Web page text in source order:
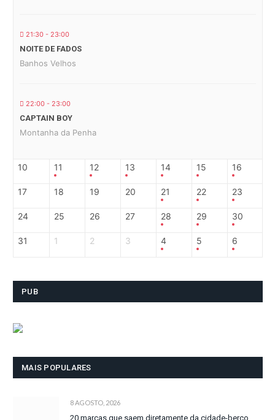
21:30 - 23:00
NOITE DE FADOS
Banhos Velhos
22:00 - 23:00
CAPTAIN BOY
Montanha da Penha
10 11 12 13 14 15 16
17 18 19 20 21 22 23
24 25 26 27 28 29 30
31 1 2 3 4 5 6
PUB
MAIS POPULARES
8 AGOSTO, 2026
20 marcas que saem diretamente da cidade-berço